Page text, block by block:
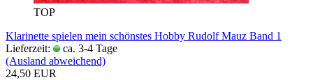
TOP
Klarinette spielen mein schönstes Hobby Rudolf Mauz Band 1
Lieferzeit:
ca. 3-4 Tage
(Ausland abweichend)
24,50 EUR